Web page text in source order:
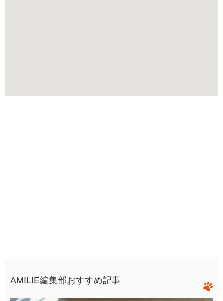
AMILIE編集部おすすめ記事